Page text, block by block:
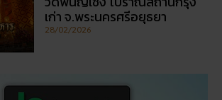
เก่า จ.พระนครศรีอยุธยา
28/02/2026